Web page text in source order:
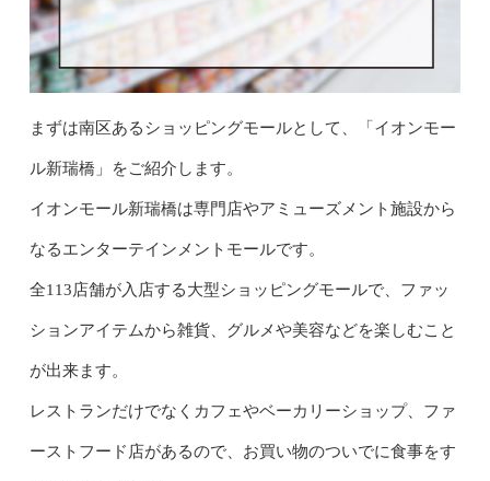
まずは南区あるショッピングモールとして、「イオンモー
ル新瑞橋」をご紹介します。
イオンモール新瑞橋は専門店やアミューズメント施設から
なるエンターテインメントモールです。
全113店舗が入店する大型ショッピングモールで、ファッ
ションアイテムから雑貨、グルメや美容などを楽しむこと
が出来ます。
レストランだけでなくカフェやベーカリーショップ、ファ
ーストフード店があるので、お買い物のついでに食事をす